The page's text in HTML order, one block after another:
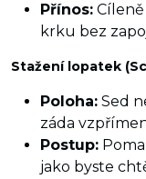
Přínos:
krku bez
Stažení lopatek
Poloha: Sed
záda
Postup:
jako byste